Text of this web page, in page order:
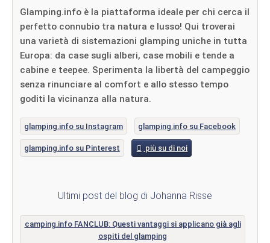
Glamping.info è la piattaforma ideale per chi cerca il
perfetto connubio tra natura e lusso! Qui troverai
una varietà di sistemazioni glamping uniche in tutta
Europa: da case sugli alberi, case mobili e tende a
cabine e teepee. Sperimenta la libertà del campeggio
senza rinunciare al comfort e allo stesso tempo
goditi la vicinanza alla natura.
glamping.info su Instagram glamping.info su Facebook
glamping.info su Pinterest più su di noi
Ultimi post del blog di Johanna Risse
camping.info FANCLUB: Questi vantaggi si applicano già agli
ospiti del glamping